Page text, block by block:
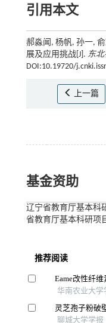
引用本文
郝淼闻, 杨帆, 孙一,
展及应用挑战[J]. 东
DOI:10.19720/
上一篇
基金资助
辽宁省教育厅基本科
省教育厅基本科研项